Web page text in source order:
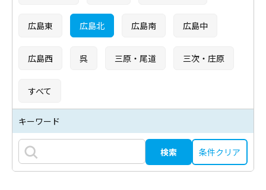
広島東 広島北 広島南 広島中
広島西 呉 三原・尾道 三次・庄原
すべて
キーワード
条件クリア